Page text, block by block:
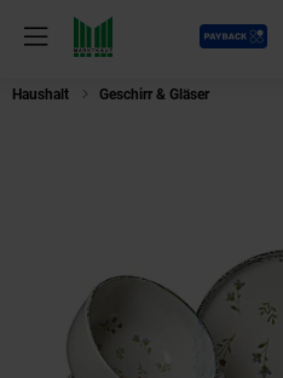
Menü
Payback
Haushalt Geschirr & Gläser